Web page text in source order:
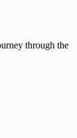
through the